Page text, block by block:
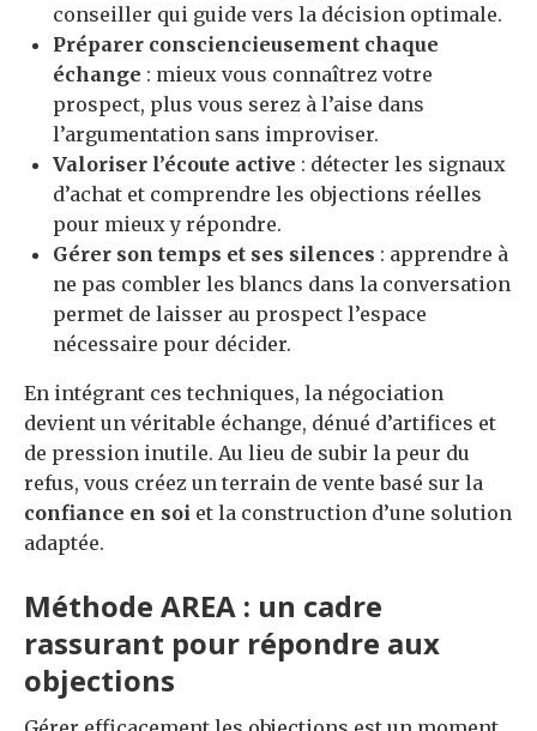
conseiller qui guide vers la décision optimale.
Préparer consciencieusement chaque
échange : mieux vous connaîtrez votre
prospect, plus vous serez à l’aise dans
l’argumentation sans improviser.
Valoriser l’écoute active : détecter les signaux
d’achat et comprendre les objections réelles
pour mieux y répondre.
Gérer son temps et ses silences : apprendre à
ne pas combler les blancs dans la conversation
permet de laisser au prospect l’espace
nécessaire pour décider.
En intégrant ces techniques, la négociation
devient un véritable échange, dénué d’artifices et
de pression inutile. Au lieu de subir la peur du
refus, vous créez un terrain de vente basé sur la
confiance en soi et la construction d’une solution
adaptée.
Méthode AREA : un cadre
rassurant pour répondre aux
objections